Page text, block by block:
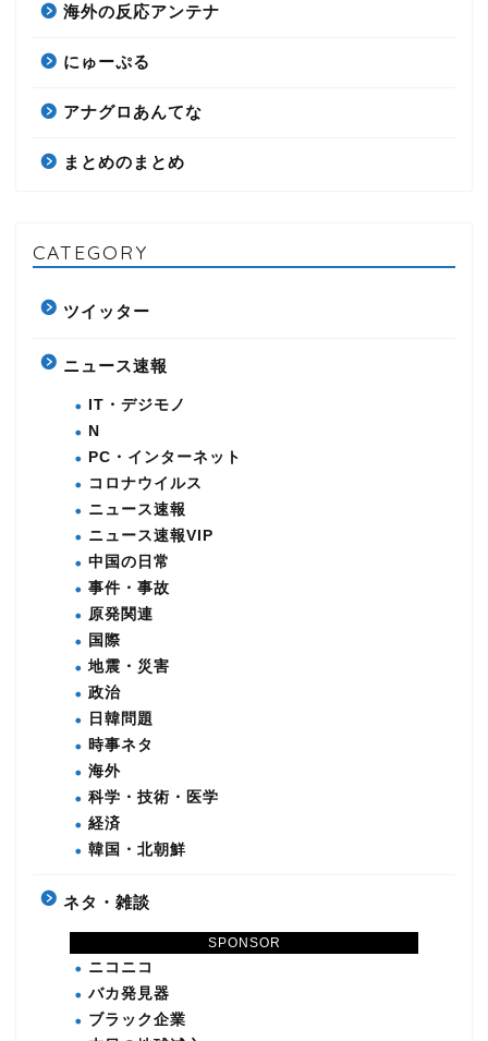
SPONSOR
海外の反応アンテナ
にゅーぷる
アナグロあんてな
まとめのまとめ
CATEGORY
ツイッター
ニュース速報
IT・デジモノ
N
PC・インターネット
コロナウイルス
ニュース速報
ニュース速報VIP
中国の日常
事件・事故
原発関連
国際
地震・災害
政治
日韓問題
時事ネタ
海外
科学・技術・医学
経済
韓国・北朝鮮
ネタ・雑談
ニコニコ
バカ発見器
ブラック企業